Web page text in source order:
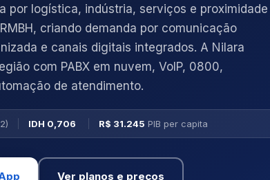
por logística, indústria, serviços e proximidade
criando demanda por comunicação
e canais digitais integrados. A Nilara
com PABX em nuvem, VoIP, 0800,
de atendimento.
IDH 0,706 R$ 31.245 PIB per capita
Ver planos e preços